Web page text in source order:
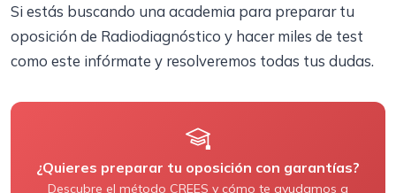
Si estás buscando una academia para preparar tu
oposición de Radiodiagnóstico y hacer miles de test
como este infórmate y resolveremos todas tus dudas.
¿Quieres preparar tu oposición con garantías?
Descubre el método CREES y cómo te ayudamos a